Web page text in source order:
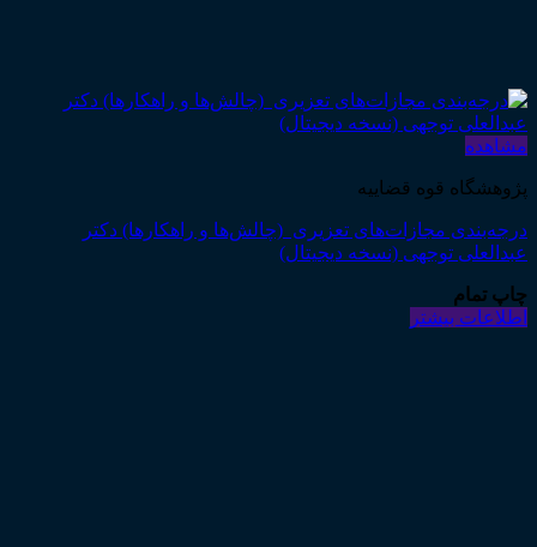
مشاهده
پژوهشگاه قوه قضاییه
درجه‌بندی مجازات‌های تعزیری (چالش‌ها و راهکارها) دکتر
عبدالعلی توجهی (نسخه دیجیتال)
چاپ تمام
اطلاعات بیشتر